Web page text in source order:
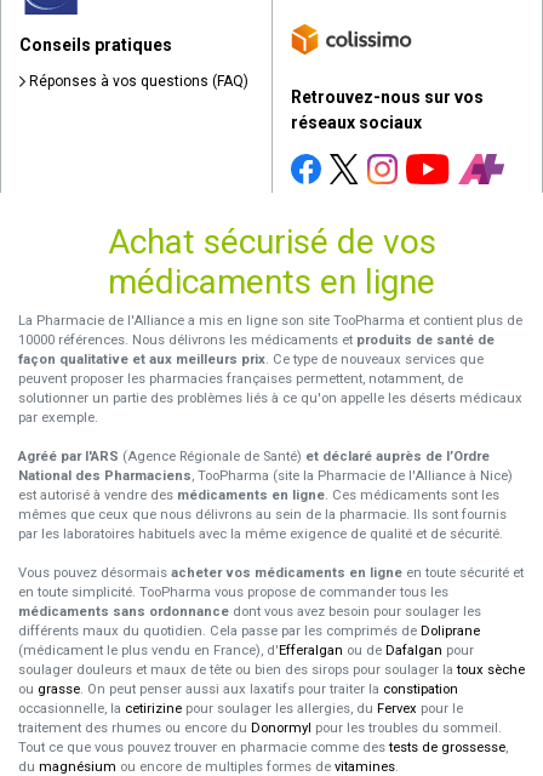
Conseils pratiques
Réponses à vos questions (FAQ)
Retrouvez-nous sur vos
réseaux sociaux
Achat sécurisé de vos
médicaments en ligne
La Pharmacie de l'Alliance a mis en ligne son site TooPharma et contient plus de
10000 références. Nous délivrons les médicaments et produits de santé de
façon qualitative et aux meilleurs prix. Ce type de nouveaux services que
peuvent proposer les pharmacies françaises permettent, notamment, de
solutionner un partie des problèmes liés à ce qu'on appelle les déserts médicaux
par exemple.
Agréé par l'ARS (Agence Régionale de Santé) et déclaré auprès de l’Ordre
National des Pharmaciens, TooPharma (site la Pharmacie de l'Alliance à Nice)
est autorisé à vendre des médicaments en ligne. Ces médicaments sont les
mêmes que ceux que nous délivrons au sein de la pharmacie. Ils sont fournis
par les laboratoires habituels avec la même exigence de qualité et de sécurité.
Vous pouvez désormais acheter vos médicaments en ligne en toute sécurité et
en toute simplicité. TooPharma vous propose de commander tous les
médicaments sans ordonnance dont vous avez besoin pour soulager les
différents maux du quotidien. Cela passe par les comprimés de Doliprane
(médicament le plus vendu en France), d'Efferalgan ou de Dafalgan pour
soulager douleurs et maux de tête ou bien des sirops pour soulager latoux sèche
ou grasse. On peut penser aussi aux laxatifs pour traiter la constipation
occasionnelle, la cetirizine pour soulager les allergies, du Fervex pour le
traitement des rhumes ou encore du Donormyl pour les troubles du sommeil.
Tout ce que vous pouvez trouver en pharmacie comme destests de grossesse,
du magnésium ou encore de multiples formes de vitamines.